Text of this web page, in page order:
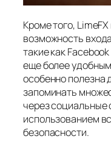
Кроме того,
возможность
такие как
еще более
особенно полезна
запоминать
через социальные
использованием
безопасности.